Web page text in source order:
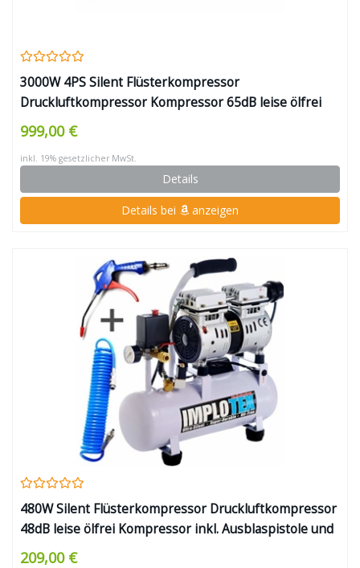
3000W 4PS Silent Flüsterkompressor
Druckluftkompressor Kompressor 65dB leise ölfrei
inkl. Ausblaspistole und Druckluftschlauch IMPLOTEX
999,00 €
inkl. 19% gesetzlicher MwSt.
Details
Details bei anzeigen
480W Silent Flüsterkompressor Druckluftkompressor
48dB leise ölfrei Kompressor inkl. Ausblaspistole und
Druckluftschlauch IMPLOTEX
209,00 €